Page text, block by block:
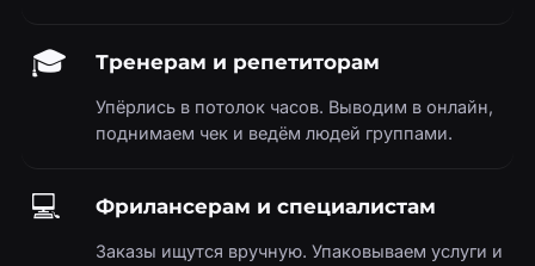
🎓 Тренерам и репетиторам
Упёрлись в потолок часов. Выводим в онлайн,
поднимаем чек и ведём людей группами.
💻 Фрилансерам и специалистам
Заказы ищутся вручную. Упаковываем услуги и